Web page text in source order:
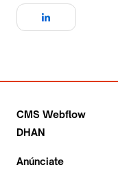
CMS Webflow
DHAN
Anúnciate